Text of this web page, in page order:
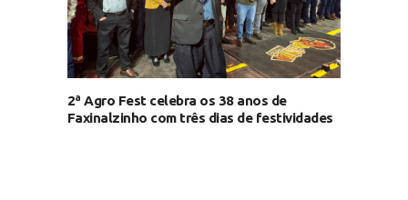
2ª Agro Fest celebra os 38 anos de
Faxinalzinho com três dias de festividades